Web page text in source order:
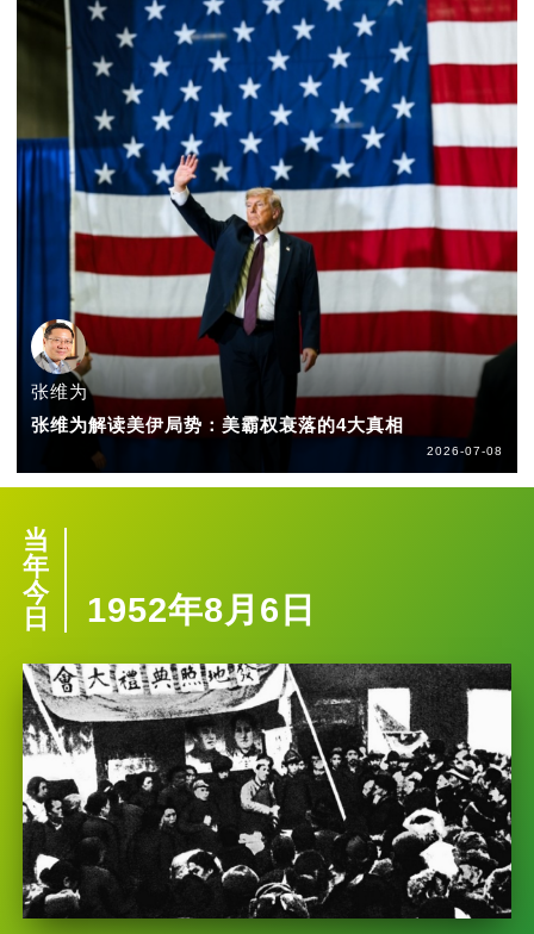
张维为
张维为解读美伊局势：美霸权衰落的4大真相
2026-07-08
当
年
今
日
1952年8月6日